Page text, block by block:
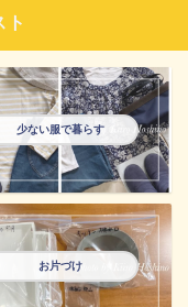
ト
少ない服で暮らす
お片づけ